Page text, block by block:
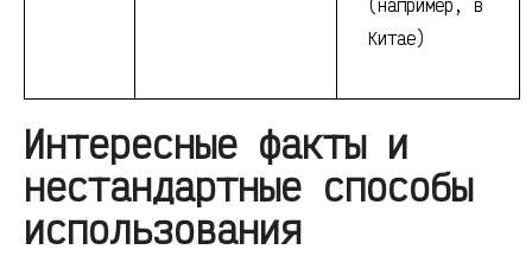
(например, в
Китае)
Интересные факты и
нестандартные способы
использования